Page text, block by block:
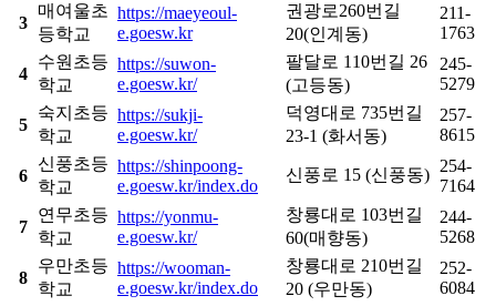
3
매여울초
등학교
https://maeyeoul-
e.goesw.kr
권광로260번길
20(인계동)
211-
1763
4
수원초등
학교
https://suwon-
e.goesw.kr/
팔달로 110번길 26
(고등동)
245-
5279
5
숙지초등
학교
https://sukji-
e.goesw.kr/
덕영대로 735번길
23-1 (화서동)
257-
8615
6
신풍초등
학교
https://shinpoong-
e.goesw.kr/index.do
신풍로 15 (신풍동) 254-
7164
7
연무초등
학교
https://yonmu-
e.goesw.kr/
창룡대로 103번길
60(매향동)
244-
5268
8
우만초등
학교
https://wooman-
e.goesw.kr/index.do
창룡대로 210번길
20 (우만동)
252-
6084